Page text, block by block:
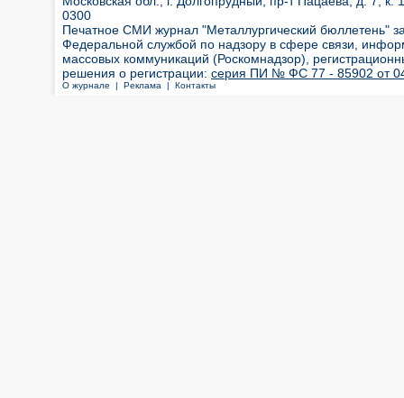
0300
Печатное СМИ журнал "Металлургический бюллетень"
Федеральной службой по надзору в сфере связи,
массовых коммуникаций (Роскомнадзор),
решения о регистрации: серия ПИ № ФС 77 - 85902 от 04
О журнале | Реклама | Контакты